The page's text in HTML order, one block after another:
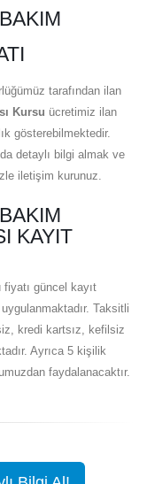
tarafından ilan
Kursu ücretimiz ilan
gösterebilmektedir.
detaylı bilgi almak ve
iletişim kurunuz.
KAYIT
fiyatı güncel kayıt
Taksitli
kredi kartsız, kefilsiz
Ayrıca 5 kişilik
faydalanacaktır.